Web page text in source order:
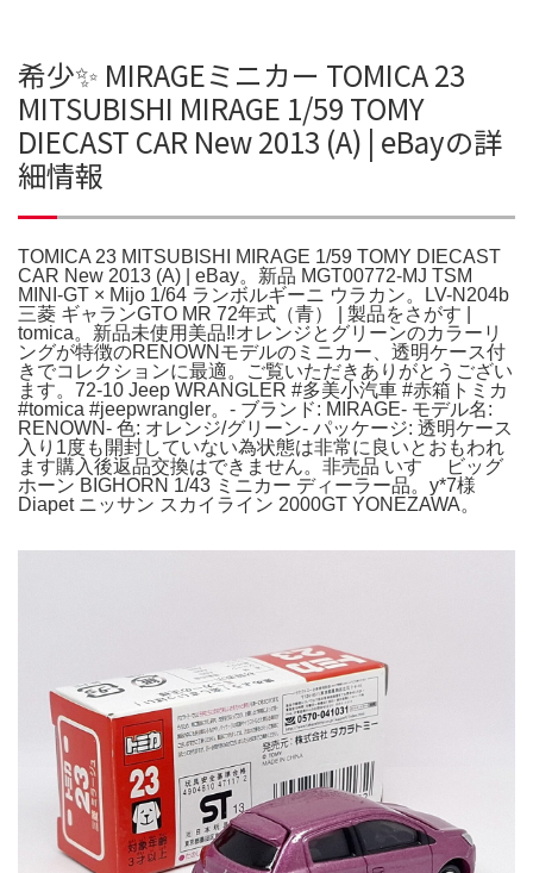
希少✨ MIRAGEミニカー TOMICA 23
MITSUBISHI MIRAGE 1/59 TOMY
DIECAST CAR New 2013 (A) | eBayの詳
細情報
TOMICA 23 MITSUBISHI MIRAGE 1/59 TOMY DIECAST
CAR New 2013 (A) | eBay。新品 MGT00772-MJ TSM
MINI-GT × Mijo 1/64 ランボルギーニ ウラカン。LV-N204b
三菱 ギャランGTO MR 72年式（青） | 製品をさがす |
tomica。新品未使用美品‼️オレンジとグリーンのカラーリ
ングが特徴のRENOWNモデルのミニカー、透明ケース付
きでコレクションに最適。ご覧いただきありがとうござい
ます。72-10 Jeep WRANGLER #多美小汽車 #赤箱トミカ
#tomica #jeepwrangler。- ブランド: MIRAGE- モデル名:
RENOWN- 色: オレンジ/グリーン- パッケージ: 透明ケース
入り1度も開封していない為状態は非常に良いとおもわれ
ます購入後返品交換はできません。非売品 いすゞ ビッグ
ホーン BIGHORN 1/43 ミニカー ディーラー品。y*7様
Diapet ニッサン スカイライン 2000GT YONEZAWA。